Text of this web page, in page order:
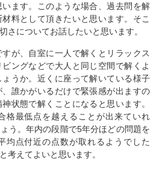
ます。このような場合、過去問を解
料として頂きたいと思います。そこ
さについてお話したいと思います。
が、自室に一人で解くとリラックス
ングなどで大人と同じ空間で解くよ
うか。近くに座って解いている様子
誰かがいるだけで緊張感が出ますの
状態で解くことになると思います。
格最低点を越えることが出来ていれ
う。年内の段階で5年分ほどの問題を
均点付近の点数が取れるようでした
考えてよいと思います。